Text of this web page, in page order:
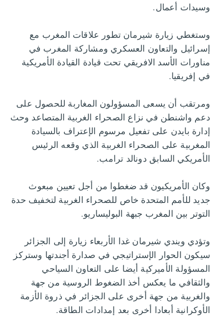
وسيدات أعمال.
وستغطي زيارة شيرمان تطور علاقات المغرب مع
إسرائيل والتعاون العسكري ومشاركة المغرب في
مناورات الأسد الافريقي تحت قيادة القيادة الأمريكية
في إفريقيا.
ومرتقب أن يسعى المسؤولون المغاربة للحصول على
دعم واشنطن في نزاع الصحراء الغربية المتصاعد وحث
إدارة بايدن على تفعيل مرسوم الإعتراف بالسيادة
المغربية على الصحراء الغربية الذي وقعه الرئيس
الأمريكي السابق دونالد ترامب.
وكان الأمريكيون قد ضغطوا من أجل تعيين مبعوث
جديد للأمم المتحدة خاص للصحراء الغربية لتخفيف حدة
التوتر بين المغرب جبهة البوليساريو.
وتؤدي ويندي شيرمان غدا الأربعاء زيارة إلى الجزائر
سيكون الحوار الإستراتيجي في صدارة أجندتها وستركز
المسؤولة الأميركية أيضا على التعاون السياحي
والثقافي ما يعكس أخذ الضغوط الروسية من جهة
والغربية من جهة أخرى على الجزائر في ذروة الأزمة
الأوكرانية أبعادا أخرى بعد إمدادات الطاقة.